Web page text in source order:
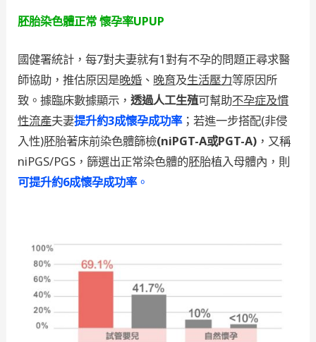
胚胎染色體正常 懷孕率UPUP
國健署統計，每7對夫妻就有1對有不孕的問題正尋求醫
師協助，推估原因是晚婚 、 晚育及生活壓力等原因所
致。據臨床數據顯示，透過人工生殖可幫助不孕症及慣
性流產夫妻提升約3成懷孕成功率；若進一步搭配(非侵
入性)胚胎著床前染色體篩檢(niPGT-A或PGT-A) ，又稱
niPGS/PGS，篩選出正常染色體的胚胎植入母體內，則
可提升約6成懷孕成功率。